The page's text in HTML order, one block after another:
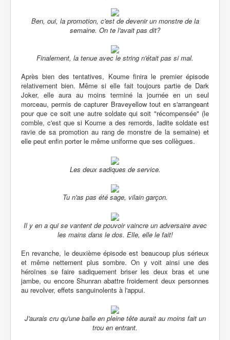
Ben, oui, la promotion, c'est de devenir un monstre de la
semaine. On te l'avait pas dit?
Finalement, la tenue avec le string n'était pas si mal.
Après bien des tentatives, Koume finira le premier épisode
relativement bien. Même si elle fait toujours partie de Dark
Joker, elle aura au moins terminé la journée en un seul
morceau, permis de capturer Braveyellow tout en s'arrangeant
pour que ce soit une autre soldate qui soit "récompensée" (le
comble, c'est que si Koume a des remords, ladite soldate est
ravie de sa promotion au rang de monstre de la semaine) et
elle peut enfin porter le même uniforme que ses collègues.
Les deux sadiques de service.
Tu n'as pas été sage, vilain garçon.
Il y en a qui se vantent de pouvoir vaincre un adversaire avec
les mains dans le dos. Elle, elle le fait!
En revanche, le deuxième épisode est beaucoup plus sérieux
et même nettement plus sombre. On y voit ainsi une des
héroïnes se faire sadiquement briser les deux bras et une
jambe, ou encore Shunran abattre froidement deux personnes
au revolver, effets sanguinolents à l'appui.
J'aurais cru qu'une balle en pleine tête aurait au moins fait un
trou en entrant.